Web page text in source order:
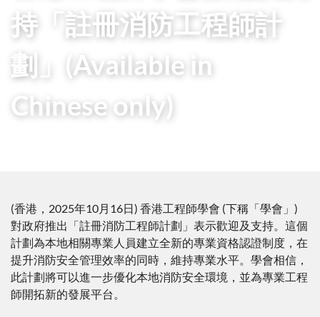
持「註冊消防工程師計
劃」(Available in
Chinese only)
(香港，2025年10月16日) 香港工程師學會 (下稱「學會」)
對政府推出「註冊消防工程師計劃」表示歡迎及支持。這個
計劃為本地相關專業人員建立全新的專業資格認證制度，在
提升消防安全管理效率的同時，維持專業水平。學會相信，
此計劃將可以進一步優化本地消防安全環境，並為專業工程
師開拓新的發展平台。